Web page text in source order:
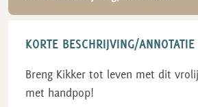
KORTE BESCHRIJVING/ANNOTATIE
Breng Kikker tot leven met dit
met handpop!